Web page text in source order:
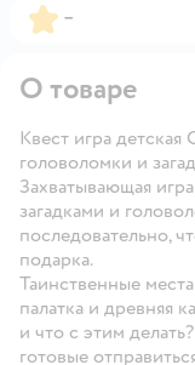
Рейтинг:
–
О товаре
Квест игра
головоломки и
Захватывающая
загадками и
последовательно,
подарка.
Таинственные
палатка и древняя
и что с этим
готовые